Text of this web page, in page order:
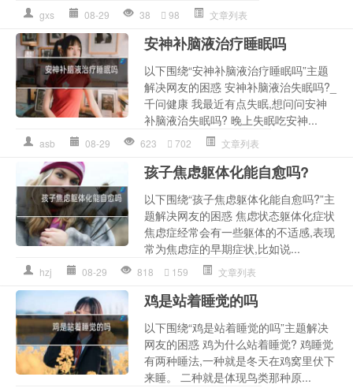
gxs 08-29 38 98 文章列表
安神补脑液治疗睡眠吗
以下围绕“安神补脑液治疗睡眠吗”主题
解决网友的困惑 安神补脑液治失眠吗?_
千问健康 我最近有点失眠,想问问安神
补脑液治失眠吗? 晚上失眠吃安神...
asb 08-29 623 702 文章列表
孩子焦虑躯体化能自愈吗?
以下围绕“孩子焦虑躯体化能自愈吗?”主
题解决网友的困惑 焦虑状态躯体化症状
焦虑症经常会有一些躯体的不适感,表现
常为焦虑症的早期症状,比如说...
hzj 08-29 818 159 文章列表
鸡是站着睡觉的吗
以下围绕“鸡是站着睡觉的吗”主题解决
网友的困惑 鸡为什么站着睡觉? 鸡睡觉
有两种睡法,一种就是冬天在鸡窝里伏下
来睡。 二种就是体现鸟类那种原...